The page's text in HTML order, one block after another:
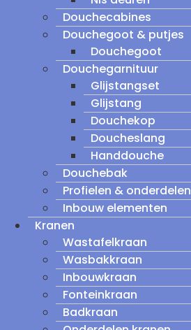
Douchecabines
Douchegoot & putjes
Douchegoot
Douchegarnituur
Glijstangset
Glijstang
Douchekop
Doucheslang
Handdouche
Douchebak
Profielen & onderdelen
Inbouw elementen
Kranen
Wastafelkraan
Wasbakkraan
Inbouwkraan
Fonteinkraan
Badkraan